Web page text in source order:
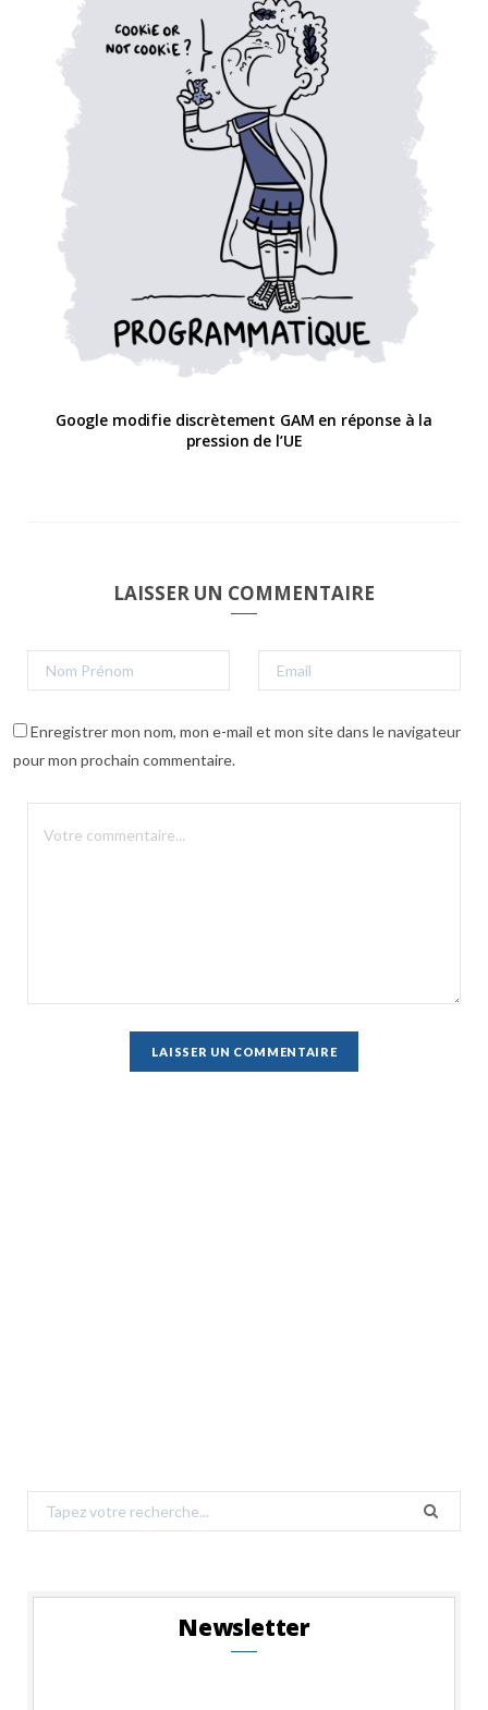
Google modifie discrètement GAM en réponse à la
pression de l’UE
LAISSER UN COMMENTAIRE
Enregistrer mon nom, mon e-mail et mon site dans le navigateur
pour mon prochain commentaire.
Search
for:
Newsletter